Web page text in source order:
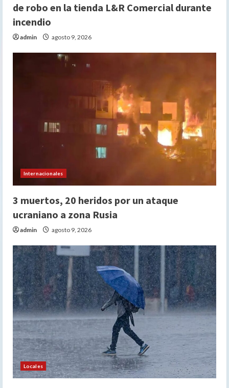
de robo en la tienda L&R Comercial durante
incendio
admin agosto 9, 2026
Internacionales
3 muertos, 20 heridos por un ataque
ucraniano a zona Rusia
admin agosto 9, 2026
Locales